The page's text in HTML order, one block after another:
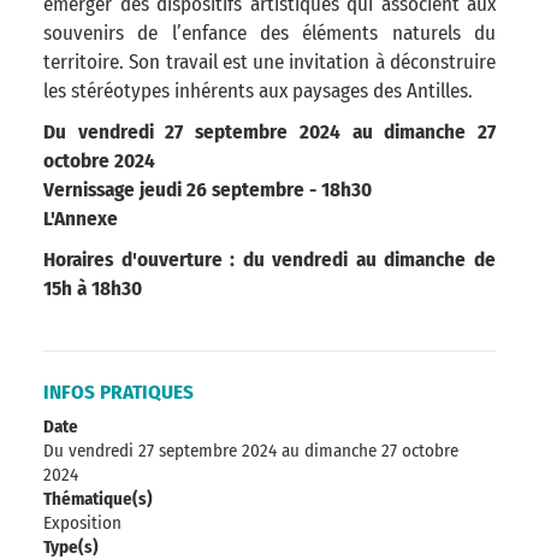
souvenirs de l’enfance des éléments naturels du
territoire. Son travail est une invitation à déconstruire
les stéréotypes inhérents aux paysages des Antilles.
Du vendredi 27 septembre 2024 au dimanche 27
octobre 2024
Vernissage jeudi 26 septembre - 18h30
L'Annexe
Horaires d'ouverture : du vendredi au dimanche de
15h à 18h30
INFOS PRATIQUES
Date
Du vendredi 27 septembre 2024 au dimanche 27 octobre
2024
Thématique(s)
Exposition
Type(s)